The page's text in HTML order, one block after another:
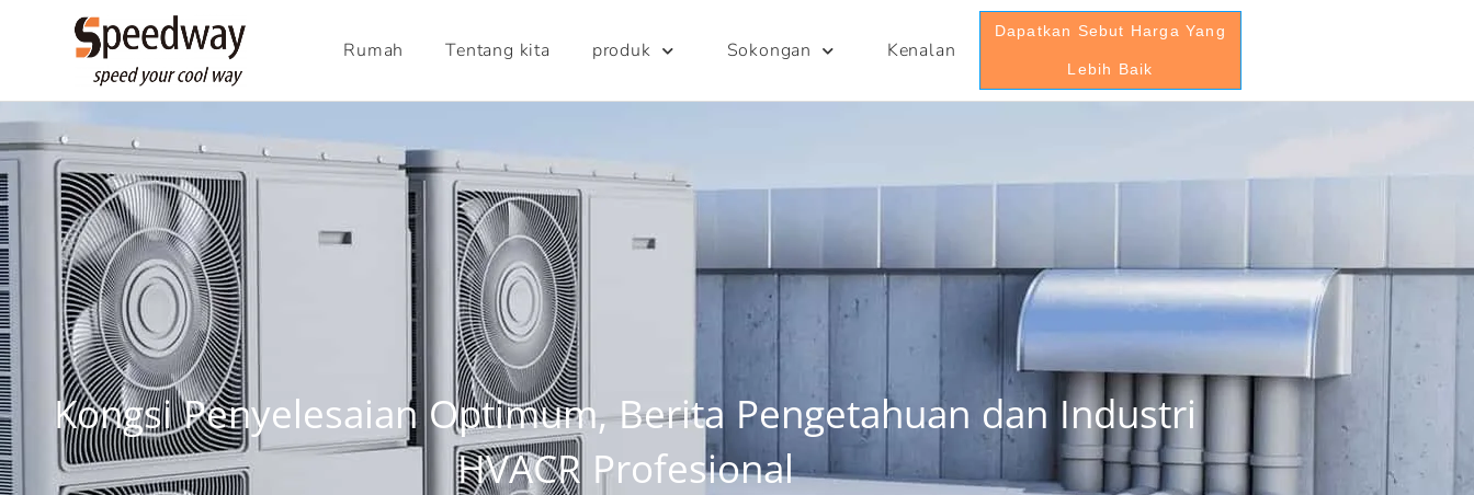
Rumah Tentang kita produk Sokongan Kenalan
Dapatkan Sebut Harga Yang
Lebih Baik
Kongsi Penyelesaian Optimum, Berita Pengetahuan dan Industri
HVACR Profesional